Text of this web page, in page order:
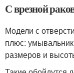
С врезной
Модели с
плюс:
размеров и